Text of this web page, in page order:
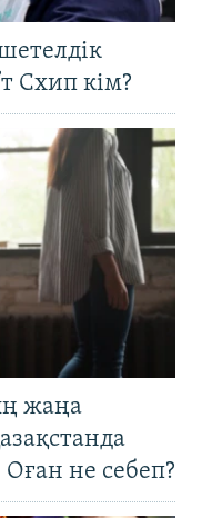
Схип кім?
жаңа
не себеп?